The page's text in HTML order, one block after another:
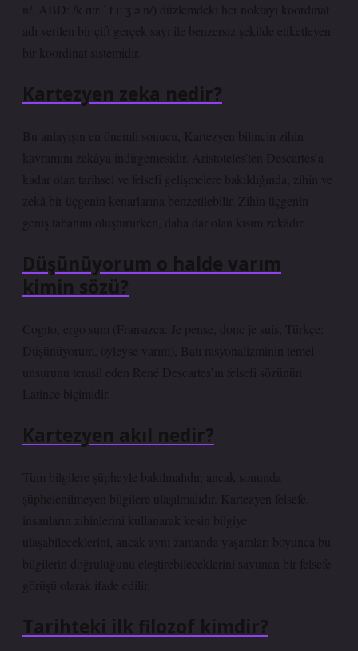
n/, ABD: /k ɑːr ˈ t iː ʒ ə n/) düzlemdeki her noktayı koordinat
adı verilen bir çift gerçek sayı ile benzersiz şekilde etiketleyen
bir koordinat sistemidir.
Kartezyen zeka nedir?
Bu anlayışın en önemli sonucu, Kartezyen bilincin zihin
kavramını zekâya indirgemesidir. Aristoteles’ten Descartes’a
kadar olan tarihsel ve felsefi gelişmelere bakıldığında, zihin ve
zekâ bir üçgenin kenarlarına benzetilebilir. Zihin üçgenin
geniş tabanını oluştururken, daha dar olan kısım zekâdır.
Düşünüyorum o halde varım
kimin sözü?
Cogito, ergo sum (Fransızca: Je pense, donc je suis, Türkçe:
Düşünüyorum, öyleyse varım), Batı rasyonalizminin temel
unsurunu temsil eden René Descartes’ın felsefi sözünün
Latince biçimidir.
Kartezyen akıl nedir?
Tüm bilgilere şüpheyle bakılmalıdır, ancak sonunda
şüphelenilmeyen bilgilere ulaşılmalıdır. Kartezyen felsefe,
insanların zihinlerini kullanarak kesin bilgiye
ulaşabileceklerini, ancak aynı zamanda yaşamları boyunca bu
bilgilerin doğruluğunu eleştirebileceklerini savunan bir felsefe
görüşü olarak ifade edilir.
Tarihteki ilk filozof kimdir?